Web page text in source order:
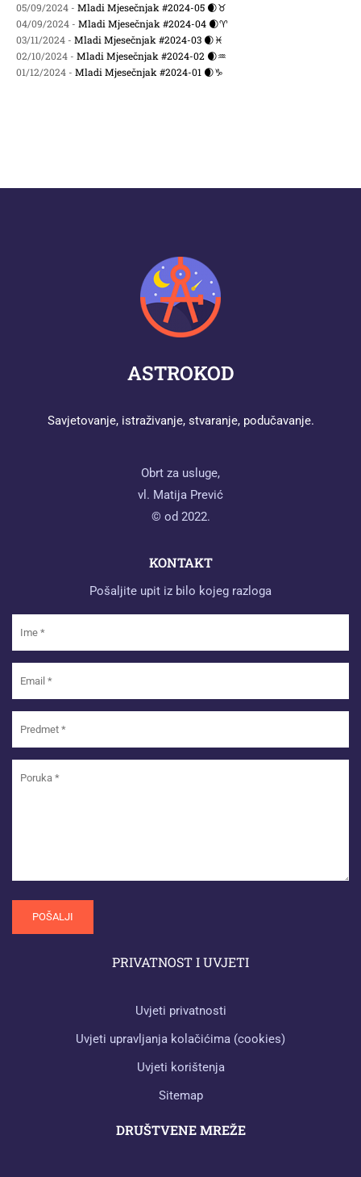
05/09/2024 - Mladi Mjesečnjak #2024-05 🌒♉
04/09/2024 - Mladi Mjesečnjak #2024-04 🌒♈
03/11/2024 - Mladi Mjesečnjak #2024-03 🌒♓
02/10/2024 - Mladi Mjesečnjak #2024-02 🌒♒
01/12/2024 - Mladi Mjesečnjak #2024-01 🌒♑
ASTROKOD
Savjetovanje, istraživanje, stvaranje, podučavanje.
Obrt za usluge,
vl. Matija Prević
© od 2022.
KONTAKT
Pošaljite upit iz bilo kojeg razloga
PRIVATNOST I UVJETI
Uvjeti privatnosti
Uvjeti upravljanja kolačićima (cookies)
Uvjeti korištenja
Sitemap
DRUŠTVENE MREŽE